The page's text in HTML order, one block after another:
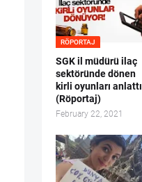
RÖPORTAJ
SGK il müdürü ilaç
sektöründe dönen
kirli oyunları anlattı
(Röportaj)
February 22, 2021